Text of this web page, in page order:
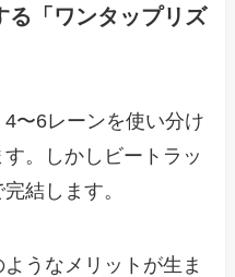
「ワンタップリズ
〜6レーンを使い分け
。しかしビートラッ
結します。
うなメリットが生ま